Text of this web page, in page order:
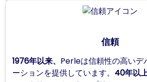
信頼
1976年以来、 Perleは信頼性の高いデ
ーションを提供しています。 40年以